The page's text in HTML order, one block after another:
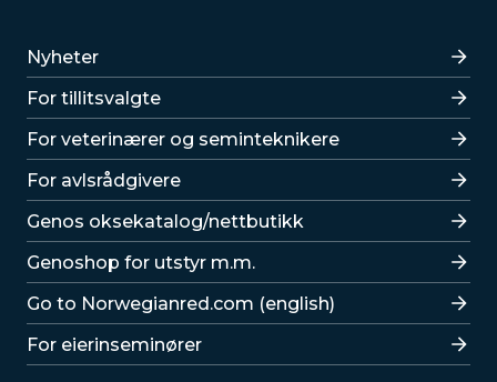
Lenker
Nyheter
For tillitsvalgte
For veterinærer og seminteknikere
For avlsrådgivere
Lenker
Genos oksekatalog/nettbutikk
Genoshop for utstyr m.m.
Go to Norwegianred.com (english)
For eierinseminører